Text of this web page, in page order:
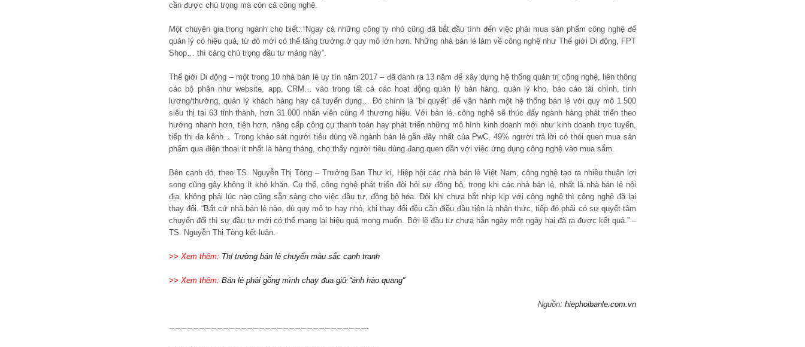
cần được chú trọng mà còn cả công nghệ.
Một chuyên gia trong ngành cho biết: “Ngay cả những công ty nhỏ cũng đã bắt đầu tính đến việc phải mua sản phẩm công nghệ để
quản lý có hiệu quả, từ đó mới có thể tăng trưởng ở quy mô lớn hơn. Những nhà bán lẻ làm về công nghệ như Thế giới Di động, FPT
Shop… thì càng chú trọng đầu tư mảng này”.
Thế giới Di động – một trong 10 nhà bán lẻ uy tín năm 2017 – đã dành ra 13 năm để xây dựng hệ thống quản trị công nghệ, liên thông
các bộ phận như website, app, CRM… vào trong tất cả các hoạt động quản lý bán hàng, quản lý kho, báo cáo tài chính, tính
lương/thưởng, quản lý khách hàng hay cả tuyển dụng… Đó chính là “bí quyết” để vận hành một hệ thống bán lẻ với quy mô 1.500
siêu thị tại 63 tỉnh thành, hơn 31.000 nhân viên cùng 4 thương hiệu. Với bán lẻ, công nghệ sẽ thúc đẩy ngành hàng phát triển theo
hướng nhanh hơn, tiện hơn, nâng cấp công cụ thanh toán hay phát triển những mô hình kinh doanh mới như kinh doanh trực tuyến,
tiếp thị đa kênh… Trong khảo sát người tiêu dùng về ngành bán lẻ gần đây nhất của PwC, 49% người trả lời có thói quen mua sản
phẩm qua điện thoại ít nhất là hàng tháng, cho thấy người tiêu dùng đang quen dần với việc ứng dụng công nghệ vào mua sắm.
Bên cạnh đó, theo TS. Nguyễn Thị Tòng – Trưởng Ban Thư kí, Hiệp hội các nhà bán lẻ Việt Nam, công nghệ tạo ra nhiều thuận lợi
song cũng gây không ít khó khăn. Cụ thể, công nghệ phát triển đòi hỏi sự đồng bộ, trong khi các nhà bán lẻ, nhất là nhà bán lẻ nội
địa, không phải lúc nào cũng sẵn sàng cho việc đầu tư, đồng bộ hóa. Đôi khi chưa bắt nhịp kịp với công nghệ thì công nghệ đã lại
thay đổi. “Bất cứ nhà bán lẻ nào, dù quy mô to hay nhỏ, khi thay đổi đều cần điều đầu tiên là nhận thức, tiếp đó phải có sự quyết tâm
chuyển đổi thì sự đầu tư mới có thể mang lại hiệu quả mong muốn. Bởi lẽ đầu tư chưa hẳn ngày một ngày hai đã ra được kết quả.” –
TS. Nguyễn Thị Tòng kết luận.
>> Xem thêm: Thị trường bán lẻ chuyển màu sắc cạnh tranh
>> Xem thêm: Bán lẻ phải gồng mình chạy đua giữ “ánh hào quang”
Nguồn: hiephoibanle.com.vn
—————————————————————————————————-